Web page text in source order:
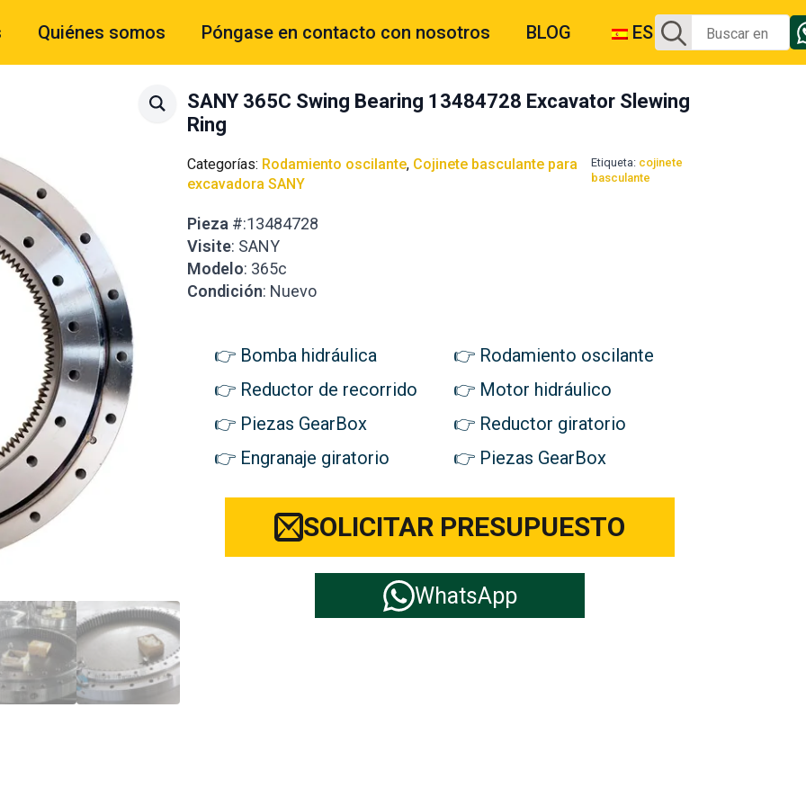
Quiénes somos Póngase en contacto con nosotros BLOG ES Buscar:
SANY 365C Swing Bearing 13484728 Excavator Slewing
Ring
Categorías: Rodamiento oscilante, Cojinete basculante para
excavadora SANY
Etiqueta: cojinete
basculante
Pieza #:13484728
Visite: SANY
Modelo: 365c
Condición: Nuevo
Bomba hidráulica
Reductor de recorrido
Piezas GearBox
Engranaje giratorio
Rodamiento oscilante
Motor hidráulico
Reductor giratorio
Piezas GearBox
SOLICITAR PRESUPUESTO
WhatsApp